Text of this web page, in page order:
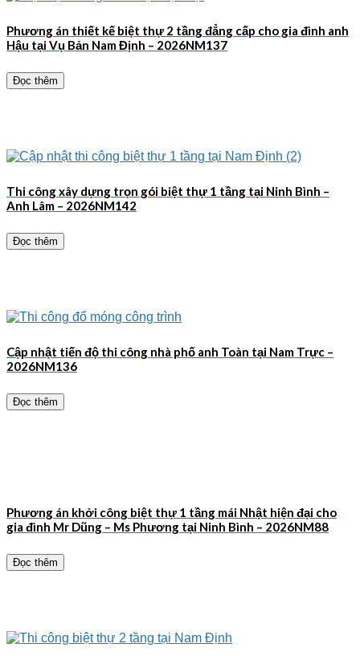
Phương án thiết kế biệt thự 2 tầng đẳng cấp cho gia đình anh
Hậu tại Vụ Bản Nam Định – 2026NM137
Đọc thêm
Thi công xây dựng trọn gói biệt thự 1 tầng tại Ninh Bình –
Anh Lâm – 2026NM142
Đọc thêm
Cập nhật tiến độ thi công nhà phố anh Toàn tại Nam Trực –
2026NM136
Đọc thêm
Phương án khởi công biệt thự 1 tầng mái Nhật hiện đại cho
gia đình Mr Dũng – Ms Phương tại Ninh Bình – 2026NM88
Đọc thêm